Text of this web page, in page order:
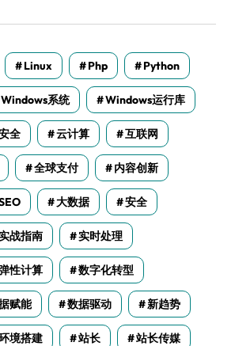
Linux Php Python
Windows系统 Windows运行库
全 云计算 互联网
全球支付 内容创新
大数据 安全
战指南 实时处理
性计算 数字化转型
赋能 数据驱动 新趋势
境搭建 站长 站长传媒